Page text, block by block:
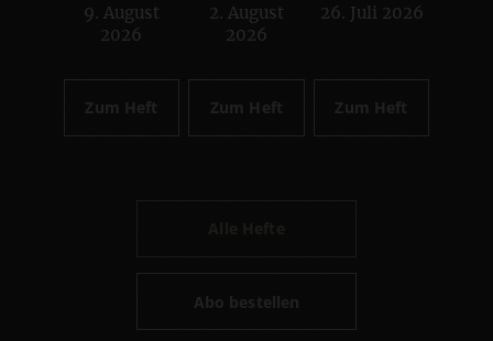
:
9. August
2026
Zum Heft
:
2. August
2026
Zum Heft
:
26. Juli 2026
Zum Heft
Abo bestellen